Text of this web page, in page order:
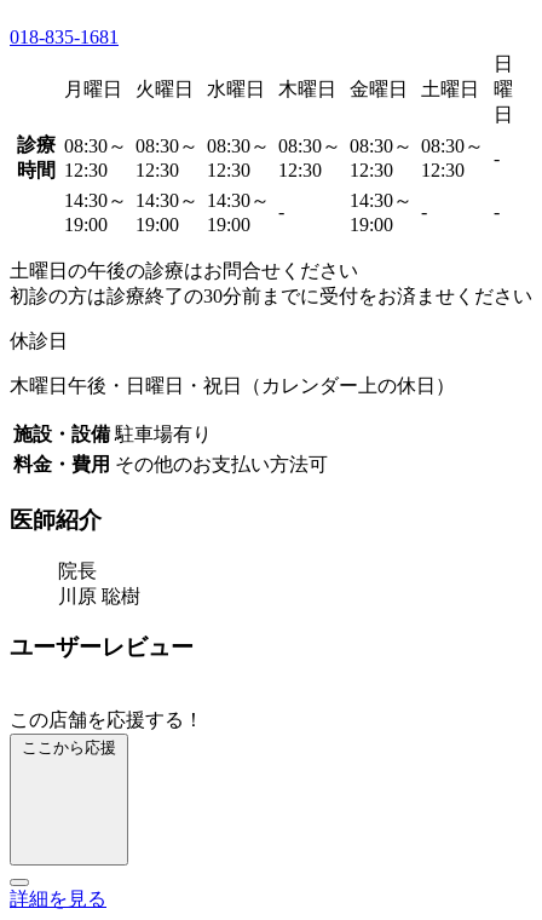
018-835-1681
月曜日 火曜日 水曜日 木曜日 金曜日 土曜日
日
曜
日
診療
時間
08:30～
12:30
08:30～
12:30
08:30～
12:30
08:30～
12:30
08:30～
12:30
08:30～
12:30
-
14:30～
19:00
14:30～
19:00
14:30～
19:00
-
14:30～
19:00
- -
土曜日の午後の診療はお問合せください
初診の方は診療終了の30分前までに受付をお済ませください
休診日
木曜日午後・日曜日・祝日（カレンダー上の休日）
施設・設備 駐車場有り
料金・費用 その他のお支払い方法可
医師紹介
院長
川原 聡樹
ユーザーレビュー
この店舗を応援する！
ここから応援
詳細を見る